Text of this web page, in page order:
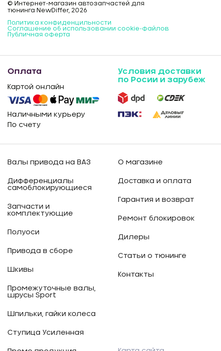
© Интернет-магазин автозапчастей для
тюнинга NewDiffer, 2026
Политика конфиденцильности
Соглашение об использовании cookie-файлов
Публичная оферта
Оплата
Картой онлайн
Наличными курьеру
По счету
Условия доставки
по Росии и зарубеж
Валы привода на ВАЗ
Дифференциалы
самоблокирующиеся
Запчасти и
комплектующие
Полуоси
Привода в сборе
Шкивы
Промежуточные валы,
шрусы Sport
Шпильки, гайки колеса
Ступица Усиленная
О магазине
Доставка и оплата
Гарантия и возврат
Ремонт блокировок
Дилеры
Статьи о тюнинге
Контакты